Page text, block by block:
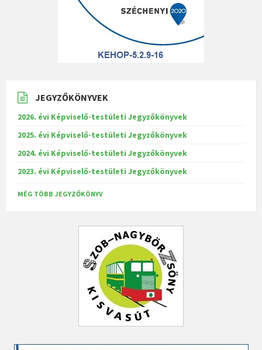
JEGYZŐKÖNYVEK
2026. évi Képviselő-testületi Jegyzőkönyvek
2025. évi Képviselő-testületi Jegyzőkönyvek
2024. évi Képviselő-testületi Jegyzőkönyvek
2023. évi Képviselő-testületi Jegyzőkönyvek
MÉG TÖBB JEGYZŐKÖNYV